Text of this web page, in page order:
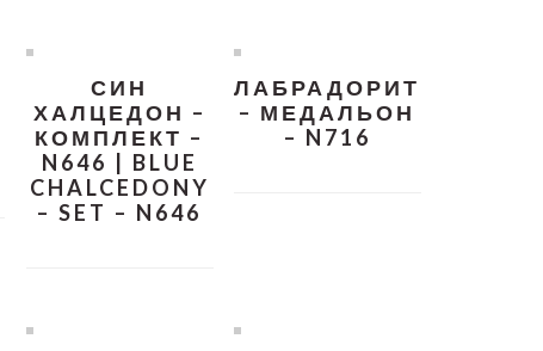
СИН
ХАЛЦЕДОН –
КОМПЛЕКТ –
N646 | BLUE
CHALCEDONY
– SET – N646
ЛАБРАДОРИТ
– МЕДАЛЬОН
– N716